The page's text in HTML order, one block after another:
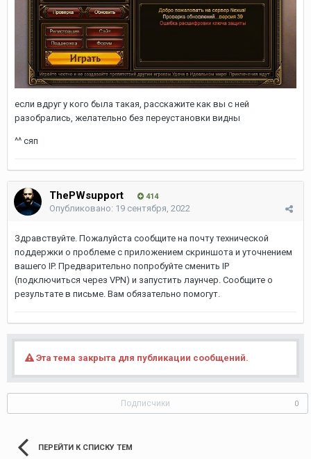
если вдруг у кого была такая, расскажите как вы с ней
разобрались, желательно без переустановки видны
^^ сяп
ThePWsupport 414
Опубликовано: 19 сентября, 2022
Здравствуйте. Пожалуйста сообщите на почту технической
поддержки о проблеме с приложением скриншота и уточнением
вашего IP. Предварительно попробуйте сменить IP
(подключиться через VPN) и запустить лаунчер. Сообщите о
результате в письме. Вам обязательно помогут.
Эта тема закрыта для публикации сообщений.
Подписчики 0
ПЕРЕЙТИ К СПИСКУ ТЕМ